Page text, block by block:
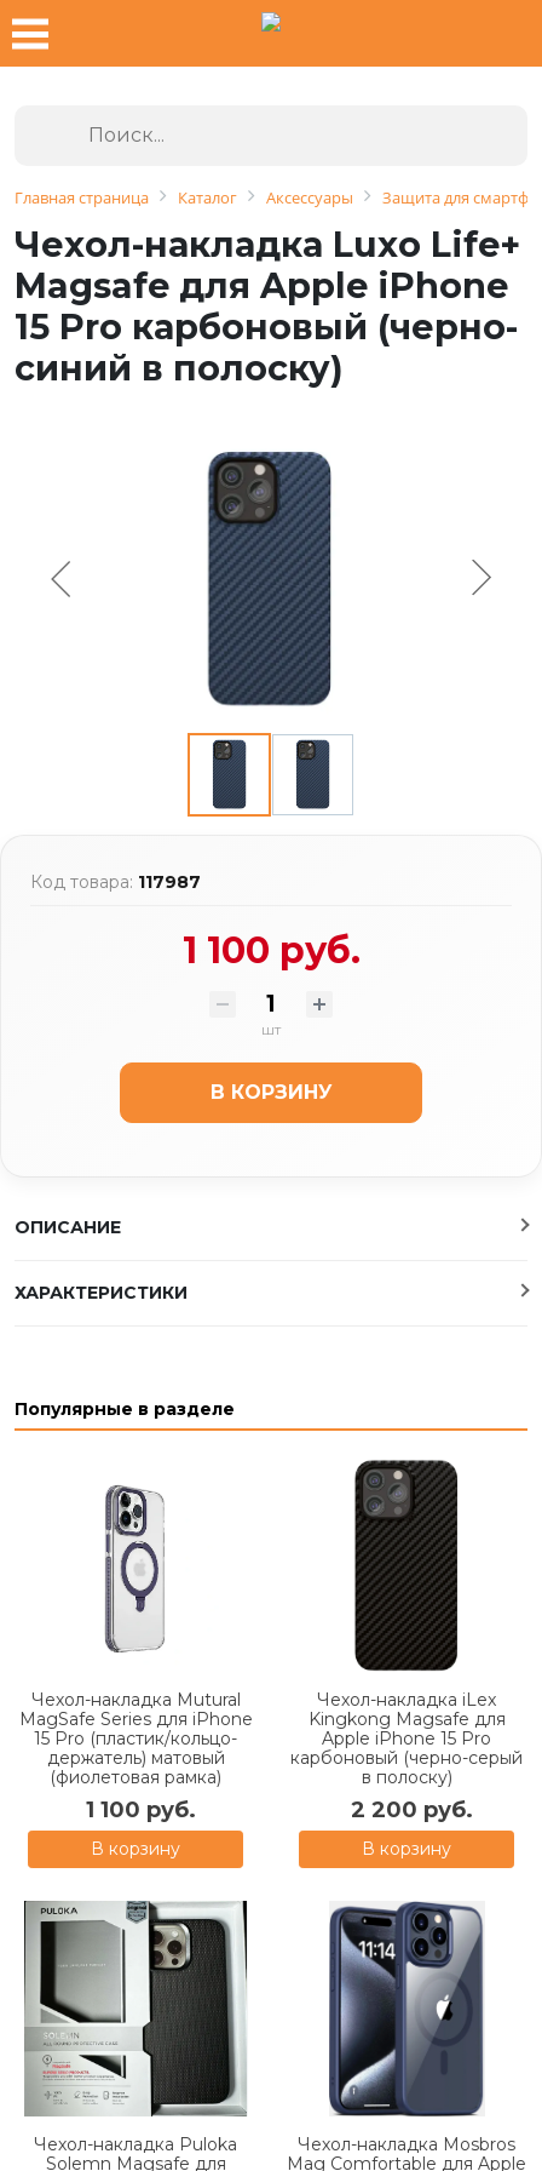
Главная страница Каталог Аксессуары Защита для
Чехол-накладка Luxo Life+
Magsafe для Apple iPhone
15 Pro карбоновый (черно-
синий в полоску)
Код товара: 117987
1 100 руб.
шт
В КОРЗИНУ
ОПИСАНИЕ
ХАРАКТЕРИСТИКИ
Популярные в разделе
Чехол-накладка Mutural
MagSafe Series для iPhone
15 Pro (пластик/кольцо-
держатель) матовый
(фиолетовая рамка)
1 100 руб.
В корзину
Чехол-накладка iLex
Kingkong Magsafe для
Apple iPhone 15 Pro
карбоновый (черно-серый
в полоску)
2 200 руб.
В корзину
Чехол-накладка Puloka
Solemn Magsafe для
Чехол-накладка Mosbros
Mag Comfortable для Apple